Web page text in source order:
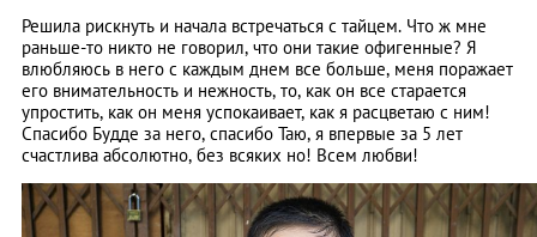
Решила рискнуть и начала встречаться с тайцем. Что ж мне
раньше-то никто не говорил, что они такие офигенные? Я
влюбляюсь в него с каждым днем все больше, меня поражает
его внимательность и нежность, то, как он все старается
упростить, как он меня успокаивает, как я расцветаю с ним!
Спасибо Будде за него, спасибо Таю, я впервые за 5 лет
счастлива абсолютно, без всяких но! Всем любви!